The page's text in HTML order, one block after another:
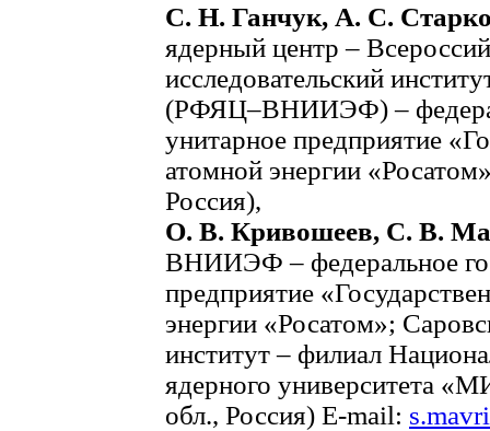
С. Н. Ганчук, А. С.
ядерный центр –
исследовательский
(РФЯЦ–ВНИИЭФ) –
унитарное предприятие
атомной энергии
Россия),
О. В. Кривошеев, С. В.
ВНИИЭФ – федеральное
предприятие
энергии «Росатом»;
институт – филиал
ядерного университета
обл., Россия) E-mail: